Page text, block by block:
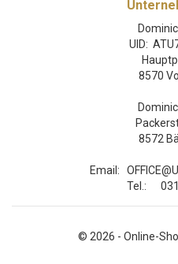
UID:
8570
8572
Email:
Tel.:
© 2026 - Online-